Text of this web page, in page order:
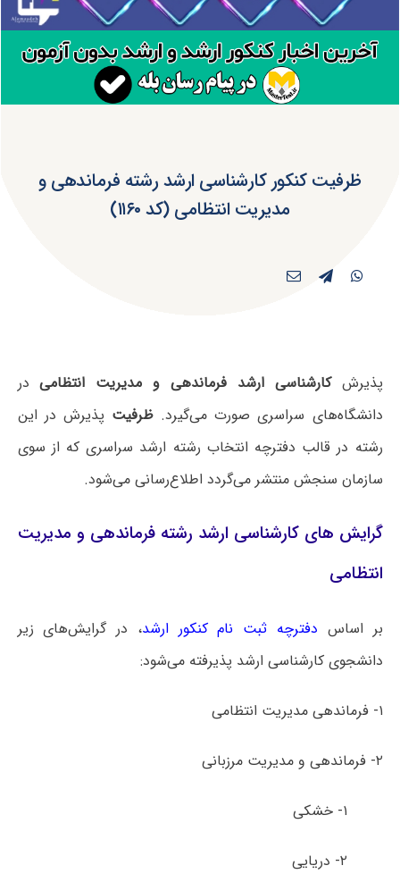
ظرفیت کنکور کارشناسی ارشد رشته فرماندهی و
مدیریت انتظامی (کد ۱۱۶۰)
پذیرشکارشناسی ارشد فرماندهی و مدیریت انتظامیدر
دانشگاه‌های سراسری صورت می‌گیرد.ظرفیت پذیرش در این
رشته در قالب دفترچه انتخاب رشته ارشد سراسری که از سوی
سازمان سنجش منتشر می‌گردد اطلاع‌رسانی می‌شود.
گرایش های کارشناسی ارشد رشته فرماندهی و مدیریت
انتظامی
بر اساس دفترچه ثبت نام کنکور ارشد، در گرایش‌های زیر
دانشجوی کارشناسی ارشد پذیرفته می‌شود:
۱- فرماندهی مدیریت انتظامی
۲- فرماندهی و مدیریت مرزبانی
۱- خشکی
۲- دریایی